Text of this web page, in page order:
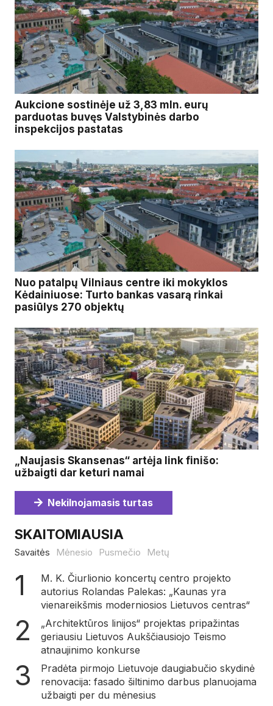
Aukcione sostinėje už 3,83 mln. eurų
parduotas buvęs Valstybinės darbo
inspekcijos pastatas
Nuo patalpų Vilniaus centre iki mokyklos
Kėdainiuose: Turto bankas vasarą rinkai
pasiūlys 270 objektų
„Naujasis Skansenas“ artėja link finišo:
užbaigti dar keturi namai
Nekilnojamasis turtas
SKAITOMIAUSIA
Savaitės Mėnesio Pusmečio Metų
M. K. Čiurlionio koncertų centro projekto
autorius Rolandas Palekas: „Kaunas yra
vienareikšmis moderniosios Lietuvos centras“
„Architektūros linijos“ projektas pripažintas
geriausiu Lietuvos Aukščiausiojo Teismo
atnaujinimo konkurse
Pradėta pirmojo Lietuvoje daugiabučio skydinė
renovacija: fasado šiltinimo darbus planuojama
užbaigti per du mėnesius